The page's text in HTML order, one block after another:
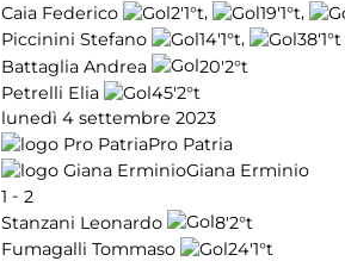
Caia Federico
2'1°t, 19'1°t,
Piccinini Stefano
14'1°t, 38'1°t
Battaglia Andrea
20'2°t
Petrelli Elia
45'2°t
lunedì 4 settembre 2023
Pro Patria
Giana Erminio
1 - 2
Stanzani Leonardo
8'2°t
Fumagalli Tommaso
24'1°t